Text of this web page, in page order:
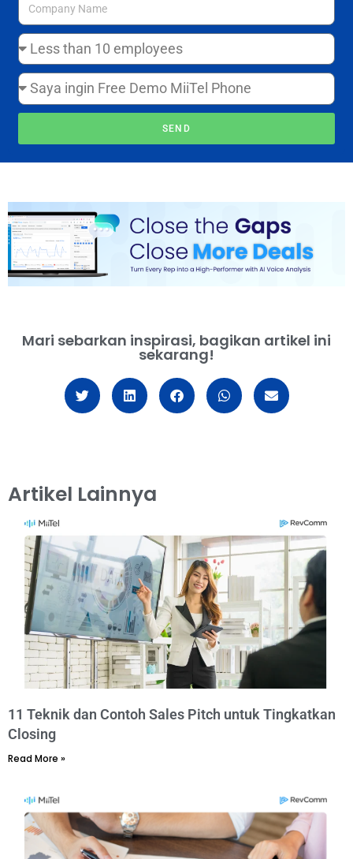
SEND
Mari sebarkan inspirasi, bagikan artikel ini
sekarang!
Artikel Lainnya
11 Teknik dan Contoh Sales Pitch untuk Tingkatkan
Closing​
Read More »